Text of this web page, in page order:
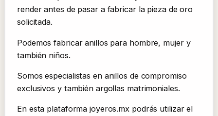
render antes de pasar a fabricar la pieza de oro
solicitada.
Podemos fabricar anillos para hombre, mujer y
también niños.
Somos especialistas en anillos de compromiso
exclusivos y también argollas matrimoniales.
En esta plataforma joyeros.mx podrás utilizar el